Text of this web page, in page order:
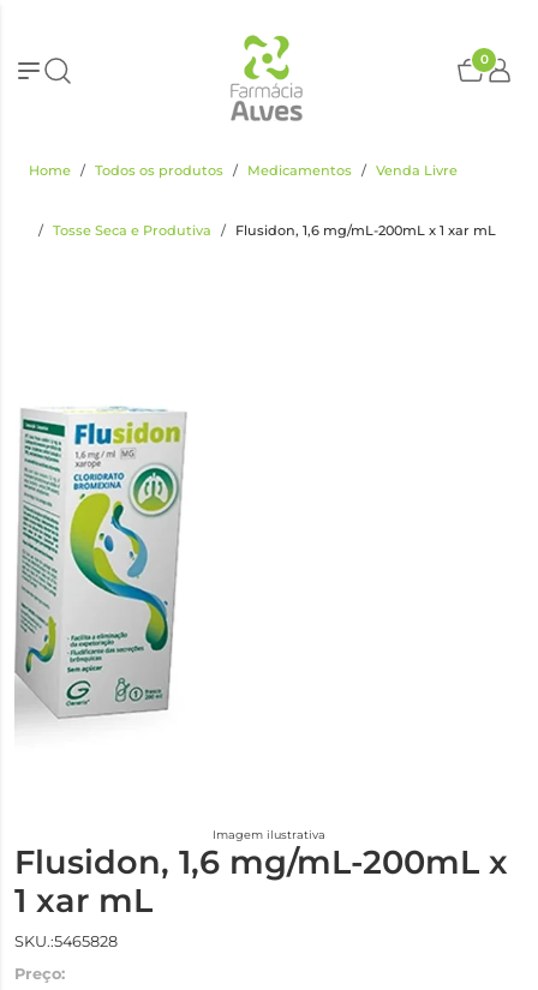
0
Home Todos os produtos Medicamentos Venda Livre
Tosse Seca e Produtiva Flusidon, 1,6 mg/mL-200mL x 1 xar mL
Imagem ilustrativa
Flusidon, 1,6 mg/mL-200mL x
1 xar mL
SKU.:5465828
Preço: